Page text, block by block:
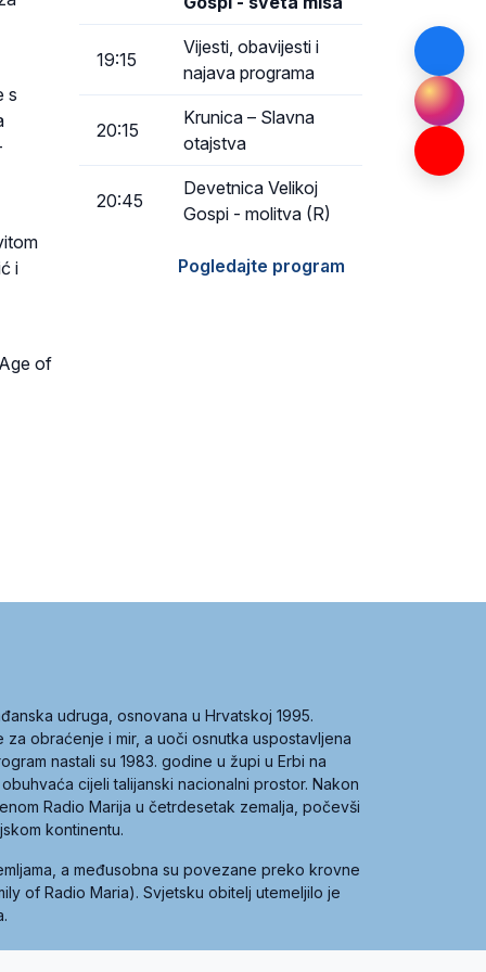
s
i
of
19:15
Vijesti, obavijesti i
najava programa
20:15
Krunica – Slavna
otajstva
20:45
Devetnica Velikoj
Gospi - molitva (R)
Pogledajte program
udruga, osnovana u Hrvatskoj 1995.
obraćenje i mir, a uoči osnutka uspostavljena
nastali su 1983. godine u župi u Erbi na
cijeli talijanski nacionalni prostor. Nakon
Radio Marija u četrdesetak zemalja, počevši
kontinentu.
a međusobna su povezane preko krovne
of Radio Maria). Svjetsku obitelj utemeljilo je